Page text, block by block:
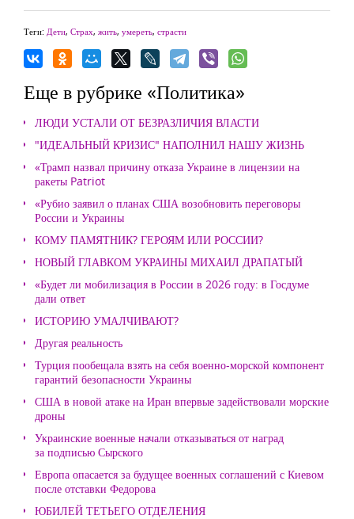
Теги: Дети, Страх, жить, умереть, страсти
Еще в рубрике «Политика»
ЛЮДИ УСТАЛИ ОТ БЕЗРАЗЛИЧИЯ ВЛАСТИ
"ИДЕАЛЬНЫЙ КРИЗИС" НАПОЛНИЛ НАШУ ЖИЗНЬ
«Трамп назвал причину отказа Украине в лицензии на
ракеты Patriot
«Рубио заявил о планах США возобновить переговоры
России и Украины
КОМУ ПАМЯТНИК? ГЕРОЯМ ИЛИ РОССИИ?
НОВЫЙ ГЛАВКОМ УКРАИНЫ МИХАИЛ ДРАПАТЫЙ
«Будет ли мобилизация в России в 2026 году: в Госдуме
дали ответ
ИСТОРИЮ УМАЛЧИВАЮТ?
Другая реальность
Турция пообещала взять на себя военно-морской компонент
гарантий безопасности Украины
США в новой атаке на Иран впервые задействовали морские
дроны
Украинские военные начали отказываться от наград
за подписью Сырского
Европа опасается за будущее военных соглашений с Киевом
после отставки Федорова
ЮБИЛЕЙ ТЕТЬЕГО ОТДЕЛЕНИЯ